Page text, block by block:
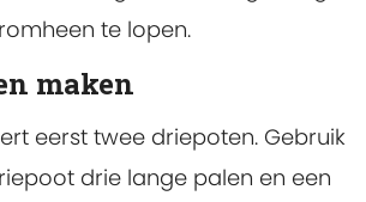
te lopen.
maken
eerst twee driepoten. Gebruik
drie lange palen en een